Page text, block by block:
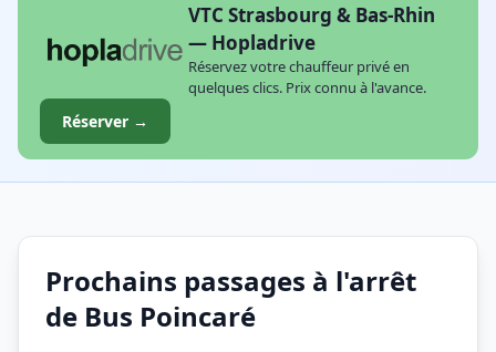
VTC Strasbourg & Bas-Rhin
— Hopladrive
Réservez votre chauffeur privé en
quelques clics. Prix connu à l'avance.
Réserver →
Prochains passages à l'arrêt
de Bus Poincaré